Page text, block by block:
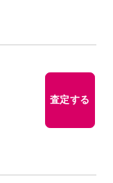
査定する